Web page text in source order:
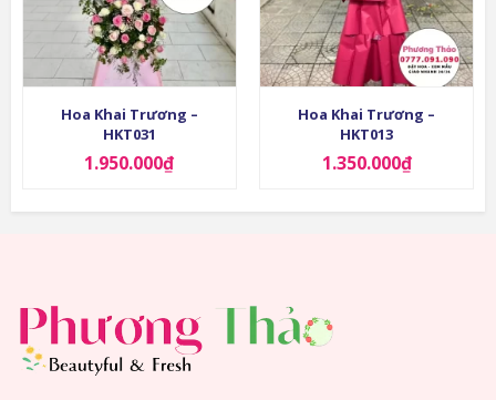
Hoa Khai Trương –
HKT031
1.950.000₫
Hoa Khai Trương –
HKT013
1.350.000₫